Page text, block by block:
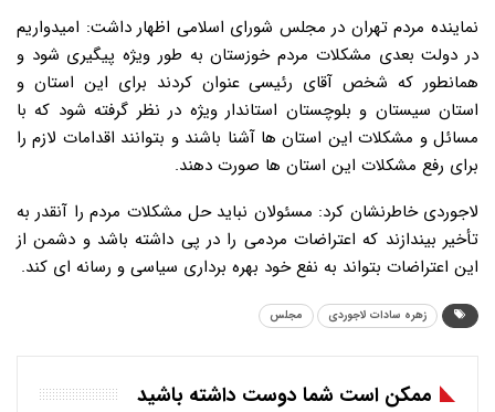
نماینده مردم تهران در مجلس شورای اسلامی اظهار داشت: امیدواریم
در دولت بعدی مشکلات مردم خوزستان به طور ویژه پیگیری شود و
همانطور که شخص آقای رئیسی عنوان کردند برای این استان و
استان سیستان و بلوچستان استاندار ویژه در نظر گرفته شود که با
مسائل و مشکلات این استان ها آشنا باشند و بتوانند اقدامات لازم را
برای رفع مشکلات این استان ها صورت دهند.
لاجوردی خاطرنشان کرد: مسئولان نباید حل مشکلات مردم را آنقدر به
تأخیر بیندازند که اعتراضات مردمی را در پی داشته باشد و دشمن از
این اعتراضات بتواند به نفع خود بهره برداری سیاسی و رسانه ای کند.
زهره سادات لاجوردی مجلس
ممکن است شما دوست داشته باشید